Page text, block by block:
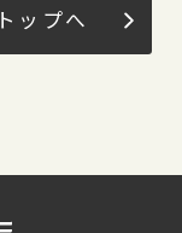
ップへ